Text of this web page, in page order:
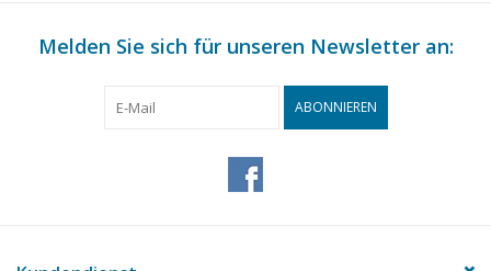
Eisenbahnzubehör.
Erratum: November 1941 Standardmaße in U.S.A.
Lötlampe zum Selbermachen. (Zeichnung)
Kleine Schrauben und Gewindebolzen auf der Drehbank
Melden Sie sich für unseren Newsletter an:
ABONNIEREN